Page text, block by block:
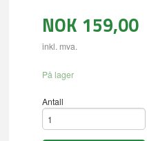
NOK 159,00
inkl. mva.
På lager
Antall